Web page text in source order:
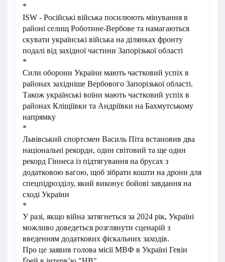
*
ISW - Російські війська посилюють мінування в
районі селищ Роботине-Вербове та намагаються
скувати українські війська на ділянках фронту
подалі від західної частини Запорізької області
*
Сили оборони України мають частковий успіх в
районах західніше Вербового Запорізької області.
Також українські воїни мають частковий успіх в
районах Кліщіївки та Андріївки на Бахмутському
напрямку
*
Львівський спортсмен Василь Піта встановив два
національні рекорди, один світовий та ще один
рекорд Гіннеса із підтягування на брусах з
додатковою вагою, щоб зібрати кошти на дрони для
спецпідрозділу, який виконує бойові завдання на
сході України
*
У разі, якщо війна затягнеться за 2024 рік, Україні
можливо доведеться розглянути сценарій з
введенням додаткових фіскальних заходів.
Про це заявив голова місії МВФ в Україні Гевін